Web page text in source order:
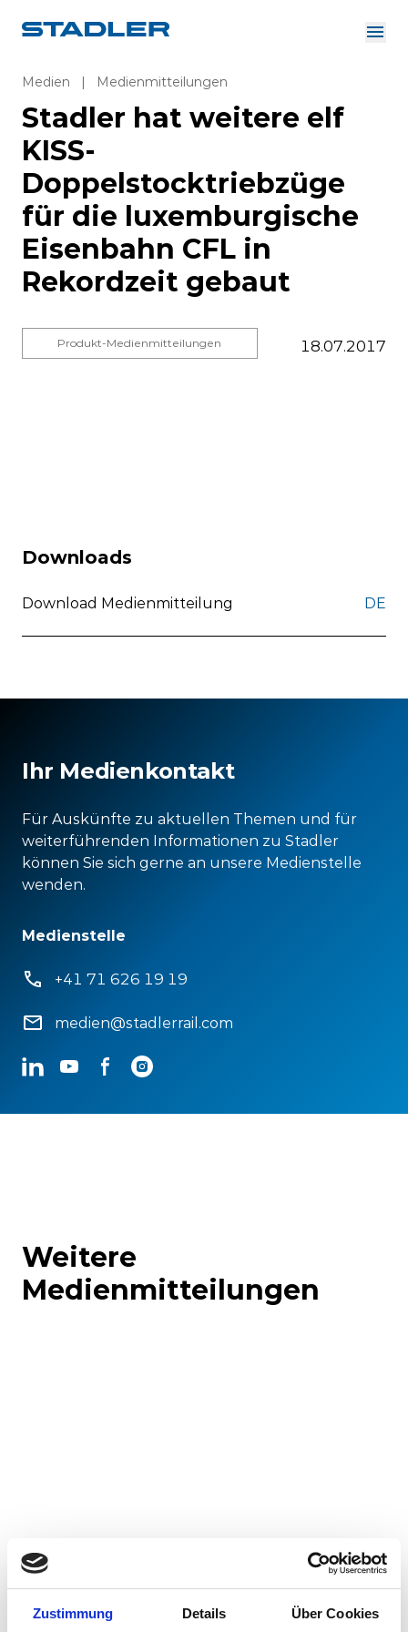
Zustimmung Details Über Cookies
Investor Relations
Zulieferer
Downloads
Deutsch
Über uns
Lösungen
Karriere
InnoTrans
Medien | Medienmitteilungen
Stadler hat weitere elf
KISS-
Doppelstocktriebzüge
für die luxemburgische
Eisenbahn CFL in
Rekordzeit gebaut
Produkt-Medienmitteilungen 18.07.2017
Downloads
Download Medienmitteilung DE
Ihr Medienkontakt
Für Auskünfte zu aktuellen Themen und für
weiterführenden Informationen zu Stadler
können Sie sich gerne an unsere Medienstelle
wenden.
Medienstelle
+41 71 626 19 19
medien@stadlerrail.com
LinkedInYouTubeFacebookInstagram
Weitere
Medienmitteilungen
Corporate-Medienmitteilungen
30.07.2026